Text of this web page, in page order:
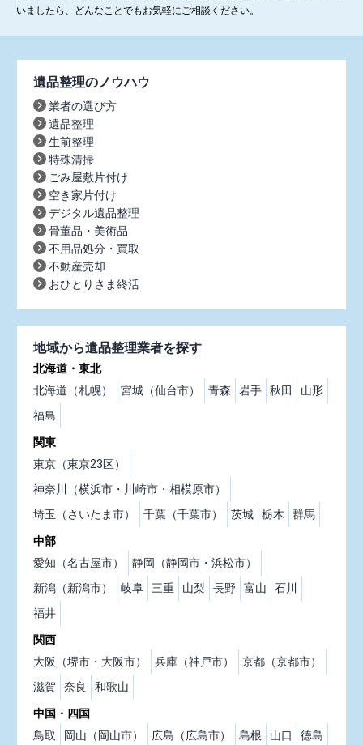
いましたら、どんなことでもお気軽にご相談ください。
遺品整理のノウハウ
業者の選び方
遺品整理
生前整理
特殊清掃
ごみ屋敷片付け
空き家片付け
デジタル遺品整理
骨董品・美術品
不用品処分・買取
不動産売却
おひとりさま終活
地域から遺品整理業者を探す
北海道・東北
北海道（札幌）
宮城（仙台市） 青森 岩手 秋田
山形
福島
関東
東京（東京23区）
神奈川（横浜市・川崎市・相模原市）
埼玉（さいたま市）
千葉（千葉市） 茨城 栃木 群馬
中部
愛知（名古屋市）
静岡（静岡市・浜松市）
新潟（新潟市）
岐阜 三重 山梨 長野 富山
石川
福井
関西
大阪（堺市・大阪市）
兵庫（神戸市）
京都（京都市）
滋賀
奈良 和歌山
中国・四国
鳥取
岡山（岡山市） 広島（広島市） 島根 山口
徳島